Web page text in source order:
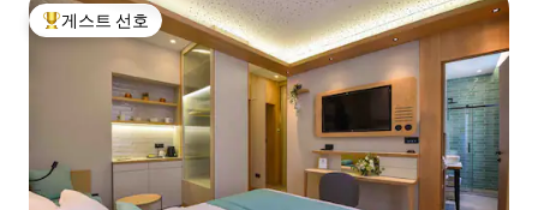
상위 게스트 선호
게스트 선호